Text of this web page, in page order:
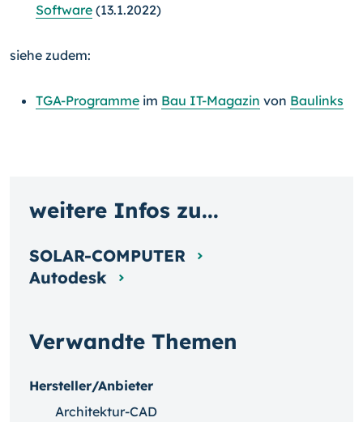
Software (13.1.2022)
siehe zudem:
TGA-Programme im Bau IT-Magazin von Baulinks
Verwandte Themen
Hersteller/Anbieter
Architektur-CAD
weitere Infos zu...
SOLAR-COMPUTER
Autodesk